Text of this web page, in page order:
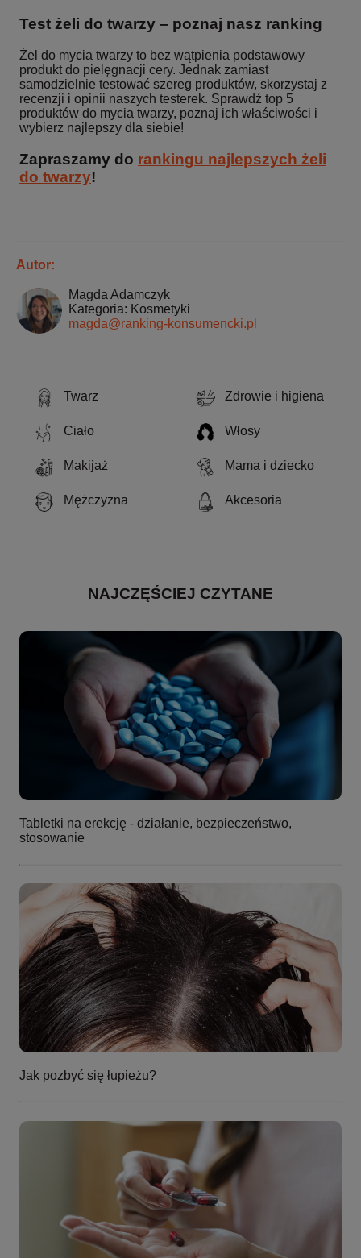
Twarz Zdrowie i higiena
Ciało Włosy
Makijaż Mama i dziecko
Mężczyzna Akcesoria
NAJCZĘŚCIEJ CZYTANE
Tabletki na erekcję - działanie, bezpieczeństwo,
stosowanie
Jak pozbyć się łupieżu?
Test żeli do twarzy – poznaj nasz ranking
Żel do mycia twarzy to bez wątpienia podstawowy
produkt do pielęgnacji cery. Jednak zamiast
samodzielnie testować szereg produktów, skorzystaj z
recenzji i opinii naszych testerek. Sprawdź top 5
produktów do mycia twarzy, poznaj ich właściwości i
wybierz najlepszy dla siebie!
Zapraszamy do rankingu najlepszych żeli
do twarzy!
Autor:
Magda Adamczyk
Kategoria: Kosmetyki
magda@ranking-konsumencki.pl